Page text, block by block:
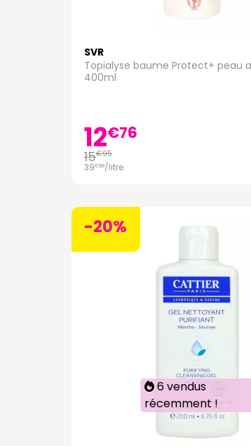
SVR
Topialyse baume Protect+ peau
400ml
12€76
15€95
39€88/litre
-20%
6 vendus
récemment !